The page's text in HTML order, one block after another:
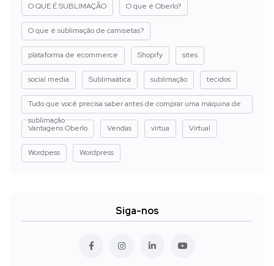
O QUE É SUBLIMAÇÃO O que é Oberlo?
O que é sublimação de camisetas?
plataforma de ecommerce Shopify sites
social media Sublimaática sublimação tecidos
Tudo que você precisa saber antes de comprar uma máquina de
sublimação
Vantagens Oberlo
Vendas virtua Virtual
Wordpess Wordpress
Siga-nos